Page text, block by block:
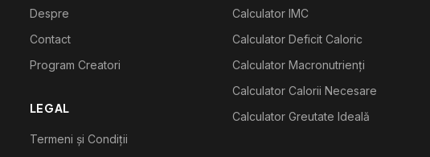
Despre
Contact
Program Creatori
LEGAL
Termeni și Condiții
Calculator IMC
Calculator Deficit Caloric
Calculator Macronutrienți
Calculator Calorii Necesare
Calculator Greutate Ideală